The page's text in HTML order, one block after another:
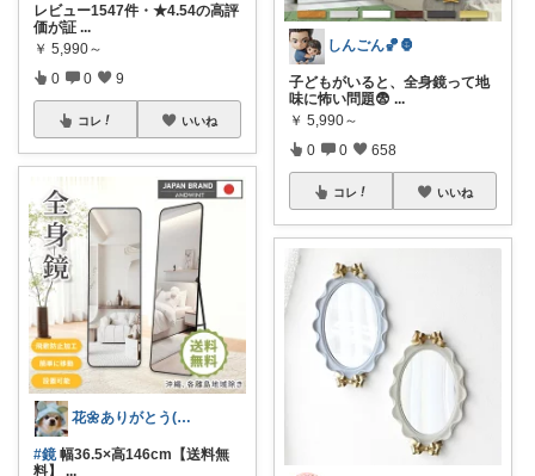
レビュー1547件・★4.54の高評
価が証 ...
￥ 5,990～
0 0 9
コレ いいね
花🌼ありがとう(*･ω･)*_ _)ﾍ
#鏡 幅36.5×高146cm【送料無
料】
...
しんごん🏀🦍
子どもがいると、全身鏡って地
味に怖い問題😨 ...
￥ 5,990～
0 0 658
コレ いいね